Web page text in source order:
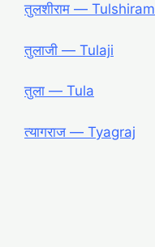
तुलशीराम ― Tulshiram
तुलाजी ― Tulaji
तुला ― Tula
त्यागराज ― Tyagraj